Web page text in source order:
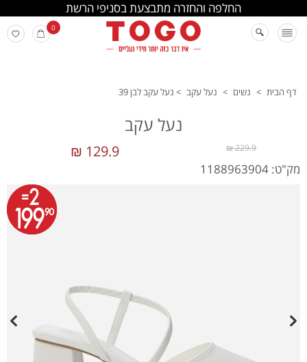
החלפה והחזרה מתבצעת בסניפי הרשת
0
דף הבית > נשים > נעל עקב > נעל עקב לבן 39
נעל עקב
129.9 ₪ 229.9 ₪
מק"ט: 1188963904